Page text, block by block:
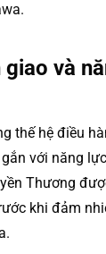
giao và
thế hệ điều
với năng
Thương
khi đảm